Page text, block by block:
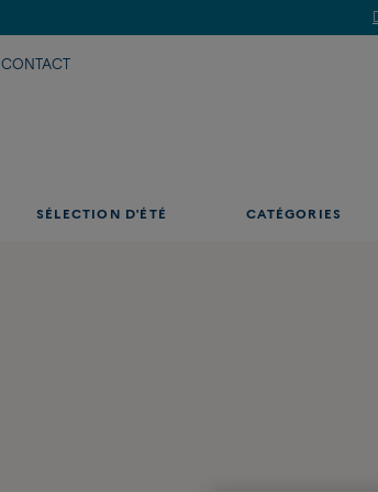
CONTACT
SÉLECTION D'ÉTÉ CATÉGORIES